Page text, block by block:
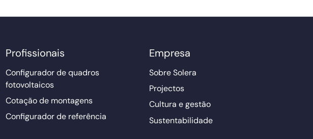
Profissionais
Configurador de quadros
fotovoltaicos
Cotação de montagens
Configurador de referência
Empresa
Sobre Solera
Projectos
Cultura e gestão
Sustentabilidade